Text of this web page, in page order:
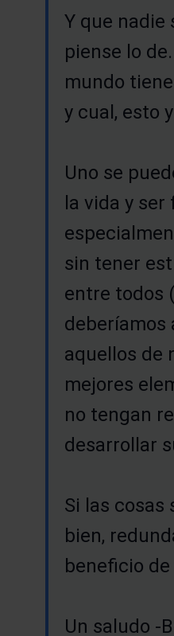
Y que nadie
piense lo
mundo
y cual, esto
Uno se
la vida y ser
sin tener
entre todos
deberíamos
aquellos de
mejores
no tengan
desarrollar
Si las cosas
bien,
beneficio
Un saludo -